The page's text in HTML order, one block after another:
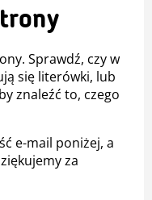
Sprawdź, czy w
się literówki, lub
znaleźć to, czego
e-mail poniżej, a
za